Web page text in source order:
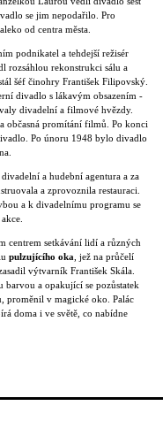
se jim nepodařilo. Pro
od centra města.
podnikatel a tehdejší režisér
rozsáhlou rekonstrukci sálu a
šéf činohry František Filipovský.
divadlo s lákavým obsazením -
divadelní a filmové hvězdy.
občasná promítání filmů. Po konci
Po únoru 1948 bylo divadlo
a hudební agentura a za
a zprovoznila restauraci.
a k divadelnímu programu se
centrem setkávání lidí a různých
pulzujícího oka , jež na průčelí
výtvarník František Skála.
a opakující se pozůstatek
proměnil v magické oko. Palác
doma i ve světě, co nabídne